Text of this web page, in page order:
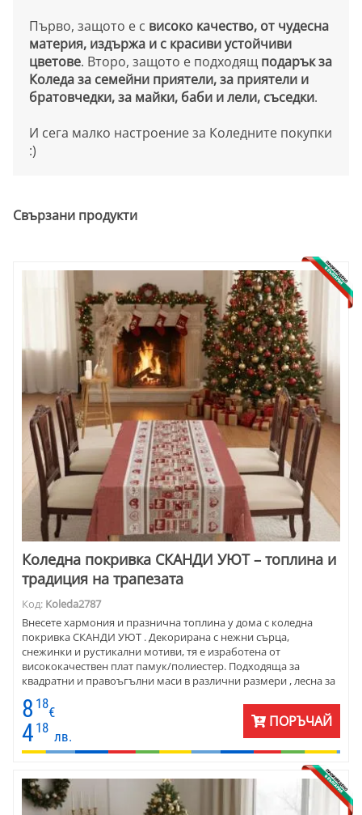
Първо, защото е с високо качество, от чудесна
материя, издържа и с красиви устойчиви
цветове. Второ, защото е подходящ подарък за
Коледа за семейни приятели, за приятели и
братовчедки, за майки, баби и лели, съседки.
И сега малко настроение за Коледните покупки
:)
Свързани продукти
Коледна покривка СКАНДИ УЮТ – топлина и
традиция на трапезата
Код: Koleda2787
Внесете хармония и празнична топлина у дома с коледна
покривка СКАНДИ УЮТ . Декорирана с нежни сърца,
снежинки и рустикални мотиви, тя е изработена от
висококачествен плат памук/полиестер. Подходяща за
квадратни и правоъгълни маси в различни размери , лесна за
поддръжка и устойчива на многократна употреба. Създайте
атмосфера, която събира семейството около масата в най-
светлите дни от годината!
8 18
€
4 18
лв.
ПОРЪЧАЙ